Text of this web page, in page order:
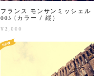
フランス モンサンミッシェル
003 (カラー / 縦）
¥2,000